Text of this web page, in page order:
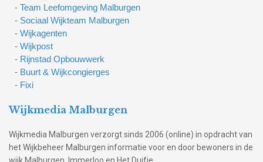
- Team Leefomgeving Malburgen
- Sociaal Wijkteam Malburgen
- Wijkagenten
- Wijkpost
- Rijnstad Opbouwwerk
- Buurt & Wijkcongierges
- Fixi
Wijkmedia Malburgen
Wijkmedia Malburgen verzorgt sinds 2006 (online) in opdracht van
het Wijkbeheer Malburgen informatie voor en door bewoners in de
wijk Malburgen, Immerloo en Het Duifje.